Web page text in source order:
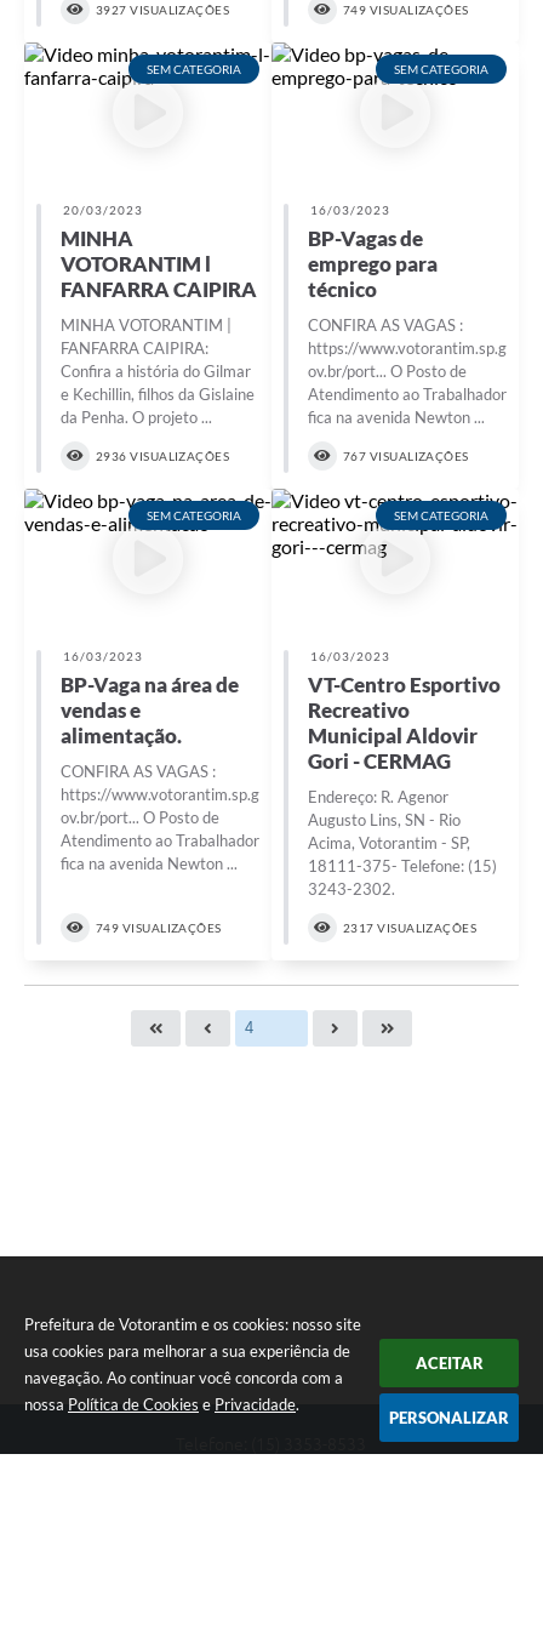
Prefeitura de Votorantim e os cookies: nosso site
usa cookies para melhorar a sua experiência de
navegação. Ao continuar você concorda com a
nossa Política de Cookies e Privacidade.
ACEITAR
PERSONALIZAR
3927 VISUALIZAÇÕES 749 VISUALIZAÇÕES
SEM CATEGORIA
20/03/2023
MINHA
VOTORANTIM l
FANFARRA CAIPIRA
MINHA VOTORANTIM |
FANFARRA CAIPIRA:
Confira a história do Gilmar
e Kechillin, filhos da Gislaine
da Penha. O projeto ...
2936 VISUALIZAÇÕES
SEM CATEGORIA
16/03/2023
BP-Vagas de
emprego para
técnico
CONFIRA AS VAGAS :
https://www.votorantim.sp.g
ov.br/port... O Posto de
Atendimento ao Trabalhador
fica na avenida Newton ...
767 VISUALIZAÇÕES
SEM CATEGORIA
16/03/2023
BP-Vaga na área de
vendas e
alimentação.
CONFIRA AS VAGAS :
https://www.votorantim.sp.g
ov.br/port... O Posto de
Atendimento ao Trabalhador
fica na avenida Newton ...
749 VISUALIZAÇÕES
SEM CATEGORIA
16/03/2023
VT-Centro Esportivo
Recreativo
Municipal Aldovir
Gori - CERMAG
Endereço: R. Agenor
Augusto Lins, SN - Rio
Acima, Votorantim - SP,
18111-375- Telefone: (15)
3243-2302.
2317 VISUALIZAÇÕES